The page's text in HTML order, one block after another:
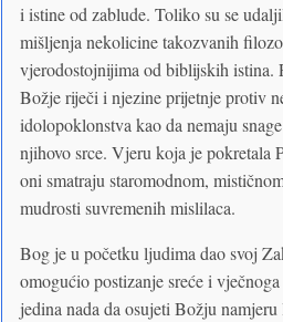
i istine od zablude. Toliko su se
mišljenja nekolicine takozvanih
vjerodostojnijima od biblijskih istina.
Božje riječi i njezine prijetnje protiv
idolopoklonstva kao da nemaju
njihovo srce. Vjeru koja je pokretala
oni smatraju staromodnom,
mudrosti suvremenih mislilaca.
Bog je u početku ljudima dao svoj
omogućio postizanje sreće i
jedina nada da osujeti Božju namjeru